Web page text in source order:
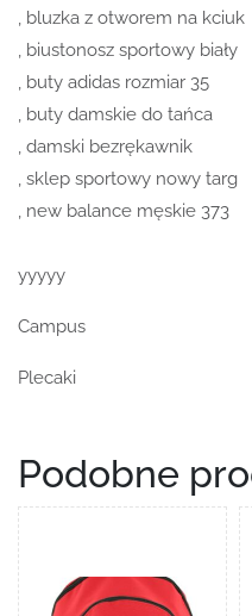
, bluzka z otworem na kciuk
, biustonosz sportowy biały
, buty adidas rozmiar 35
, buty damskie do tańca
, damski bezrękawnik
, sklep sportowy nowy targ
, new balance męskie 373
yyyyy
Campus
Plecaki
Podobne